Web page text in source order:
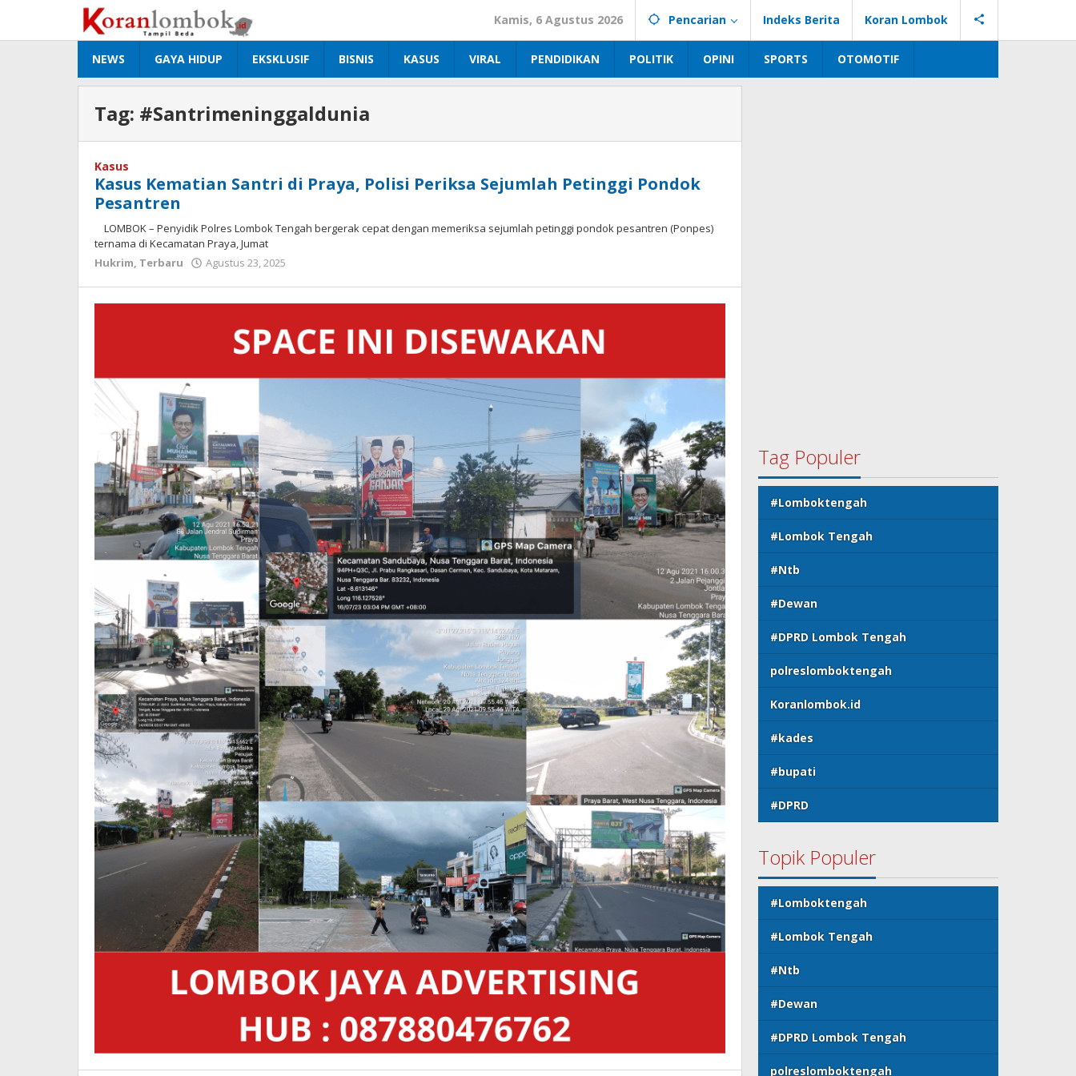
konten
Kamis, 6 Agustus 2026 Pencarian Indeks Berita Koran Lombok
NEWS GAYA HIDUP EKSKLUSIF BISNIS KASUS VIRAL PENDIDIKAN POLITIK OPINI SPORTS OTOMOTIF
Tag: #Santrimeninggaldunia
Kasus
Kasus Kematian Santri di Praya, Polisi Periksa Sejumlah Petinggi Pondok
Pesantren
LOMBOK – Penyidik Polres Lombok Tengah bergerak cepat dengan memeriksa sejumlah petinggi pondok pesantren (Ponpes)
ternama di Kecamatan Praya, Jumat
Hukrim, Terbaru Agustus 23, 2025
Tag Populer
#Lomboktengah
#Lombok Tengah
#Ntb
#Dewan
#DPRD Lombok Tengah
polreslomboktengah
Koranlombok.id
#kades
#bupati
#DPRD
Topik Populer
#Lomboktengah
#Lombok Tengah
#Ntb
#Dewan
#DPRD Lombok Tengah
polreslomboktengah